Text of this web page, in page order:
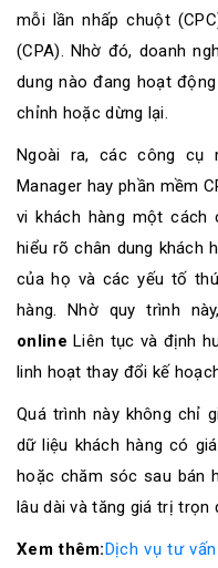
mỗi lần nhấp chuột
(CPA). Nhờ đó, doanh
dung nào đang hoạt
chỉnh hoặc dừng lại.
Ngoài ra, các công cụ
Manager hay phần mềm
vi khách hàng một cách
hiểu rõ chân dung khách
của họ và các yếu tố
hàng. Nhờ quy trình này,
onlineLiên tục và định
linh hoạt thay đổi kế
Quá trình này không chỉ
dữ liệu khách hàng có
hoặc chăm sóc sau bán
lâu dài và tăng giá trị trọn
Xem thêm:Dịch vụ tư